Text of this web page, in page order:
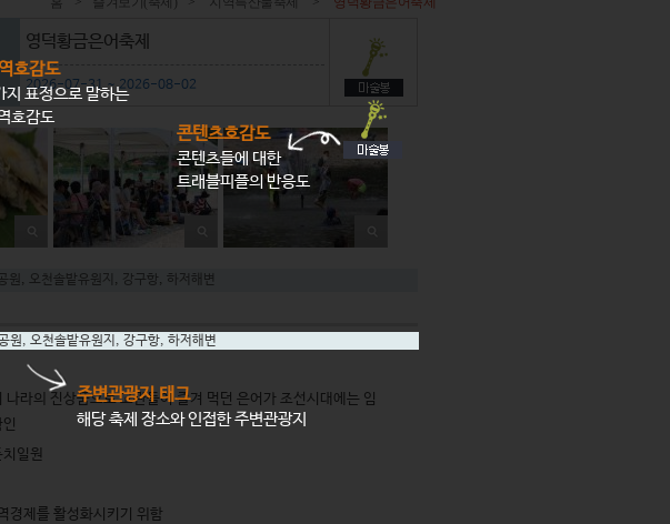
영덕황금은어축제
2026-07-31 ~ 2026-08-02
원 , 오천솔밭유원지 , 강구항, 하저해변
라의 진상품으로 고관들이 즐겨 먹던 은어가 조선시대에는 임
일원
경제를 활성화시키기 위함
호감도
지 표정으로 말하는
호감도
콘텐츠호감도
콘텐츠들에 대한
트래블피플의 반응도
원, 오천솔밭유원지 , 강구항, 하저해변
주변관광지 태그
해당 축제 장소와 인접한 주변관광지